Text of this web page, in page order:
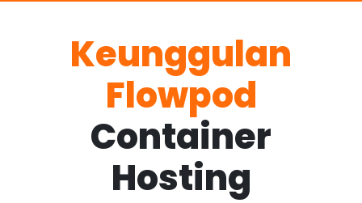
Keunggulan
Flowpod
Container
Hosting